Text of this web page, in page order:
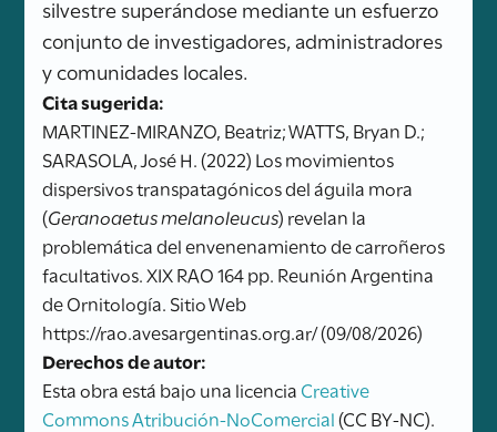
silvestre superándose mediante un esfuerzo
conjunto de investigadores, administradores
y comunidades locales.
Cita sugerida:
MARTINEZ-MIRANZO, Beatriz; WATTS, Bryan D.;
SARASOLA, José H. (2022) Los movimientos
dispersivos transpatagónicos del águila mora
(Geranoaetus melanoleucus) revelan la
problemática del envenenamiento de carroñeros
facultativos. XIX RAO 164 pp. Reunión Argentina
de Ornitología. Sitio Web
https://rao.avesargentinas.org.ar/ (09/08/2026)
Derechos de autor:
Esta obra está bajo una licencia Creative
Commons Atribución-NoComercial(CC BY-NC).